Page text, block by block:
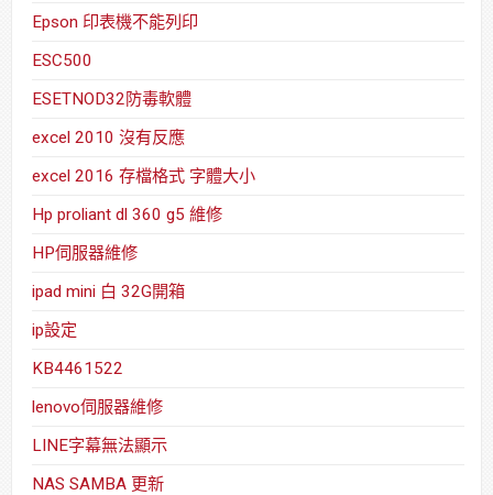
Epson 印表機不能列印
ESC500
ESETNOD32防毒軟體
excel 2010 沒有反應
excel 2016 存檔格式 字體大小
Hp proliant dl 360 g5 維修
HP伺服器維修
ipad mini 白 32G開箱
ip設定
KB4461522
lenovo伺服器維修
LINE字幕無法顯示
NAS SAMBA 更新